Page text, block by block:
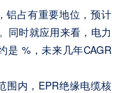
铝占有重要地位，预计
同时就应用来看，电力
是 %，未来几年CAGR
围内，EPR绝缘电缆核